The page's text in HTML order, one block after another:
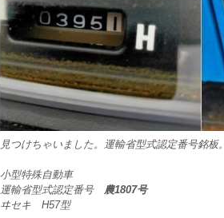
見つけちゃいました。運輸省型式認定番号銘板。
小型特殊自動車
運輸省型式認定番号 農1807号
ヰセキ H57型